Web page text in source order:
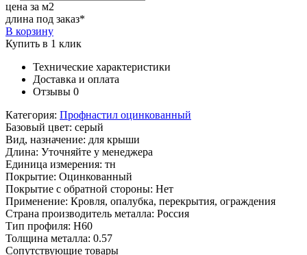
цена за м2
длина под заказ*
В корзину
Купить в 1 клик
Технические характеристики
Доставка и оплата
Отзывы 0
Категория: Профнастил оцинкованный
Базовый цвет: серый
Вид, назначение: для крыши
Длина: Уточняйте у менеджера
Единица измерения: тн
Покрытие: Оцинкованный
Покрытие с обратной стороны: Нет
Применение: Кровля, опалубка, перекрытия, ограждения
Страна производитель металла: Россия
Тип профиля: Н60
Толщина металла: 0.57
Сопутствующие товары